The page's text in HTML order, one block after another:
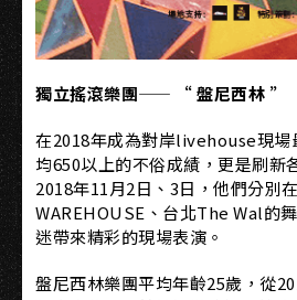
獨立搖滾樂團—— “ 盤尼西林 ”
在2018年成為對岸livehouse現場
均650以上的不俗成績，更是刷新
2018年11月2日、3日，他們分別
WAREHOUSE、台北The Wal的
迷帶來精彩的現場表演。
盤尼西林樂團平均年齡25歲，從